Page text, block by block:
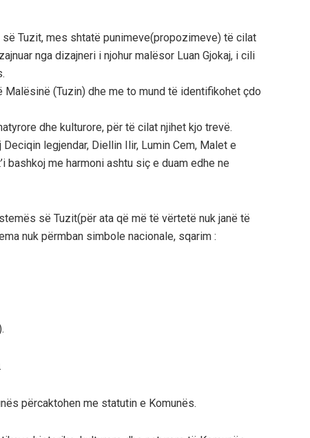
Tuzit, mes shtatë punimeve(propozimeve) të cilat
nga dizajneri i njohur malësor Luan Gjokaj, i cili
(Tuzin) dhe me to mund të identifikohet çdo
dhe kulturore, për të cilat njihet kjo trevë.
legjendar, Diellin Ilir, Lumin Cem, Malet e
me harmoni ashtu siç e duam edhe ne
së Tuzit(për ata që më të vërtetë nuk janë të
nuk përmban simbole nacionale, sqarim :
përcaktohen me statutin e Komunës.